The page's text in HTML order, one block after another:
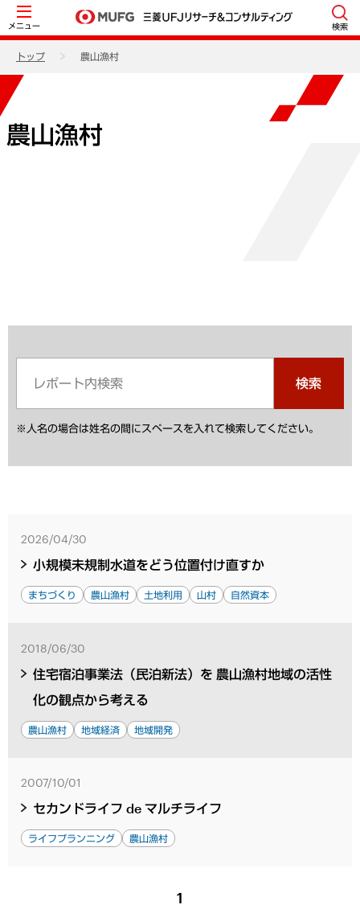
メニュー 検索
トップ 農山漁村
農山漁村
検索
※人名の場合は姓名の間にスペースを入れて検索してください。
2026/04/30
小規模未規制水道をどう位置付け直すか
まちづくり 農山漁村 土地利用 山村 自然資本
2018/06/30
住宅宿泊事業法（民泊新法）を 農山漁村地域の活性
化の観点から考える
農山漁村 地域経済 地域開発
2007/10/01
セカンドライフ de マルチライフ
ライフプランニング 農山漁村
1